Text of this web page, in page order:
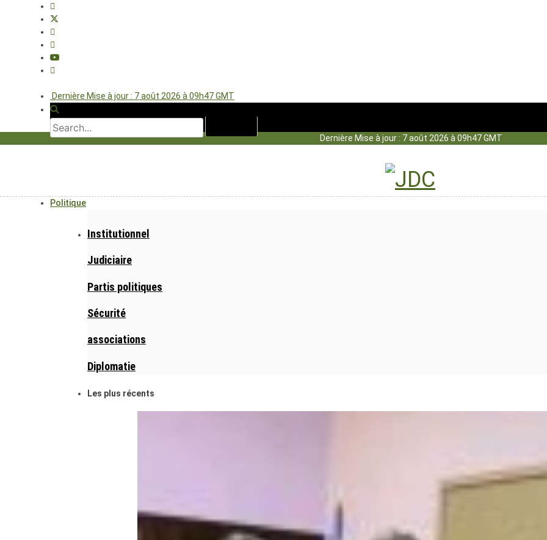
Dernière Mise à jour : 7 août 2026 à 09h47 GMT
Dernière Mise à jour : 7 août 2026 à 09h47 GMT
Politique
Institutionnel
Judiciaire
Partis politiques
Sécurité
associations
Diplomatie
Les plus récents